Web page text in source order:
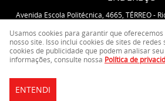
Avenida Escola Politécnica, 4665, TÉRREO-
LOJA VIRTUAL CRIADA POR
Usamos cookies para garantir que
nosso site. Isso inclui cookies de sites de
cookies de publicidade que podem analisar
informações, consulte nossa Política de
ENTENDI